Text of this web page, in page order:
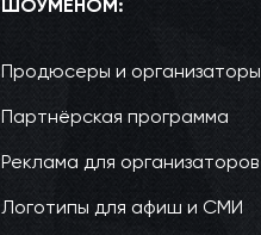
ШОУМЕНОМ:
Продюсеры и организаторы
Партнёрская программа
Реклама для организаторов
Логотипы для афиш и СМИ